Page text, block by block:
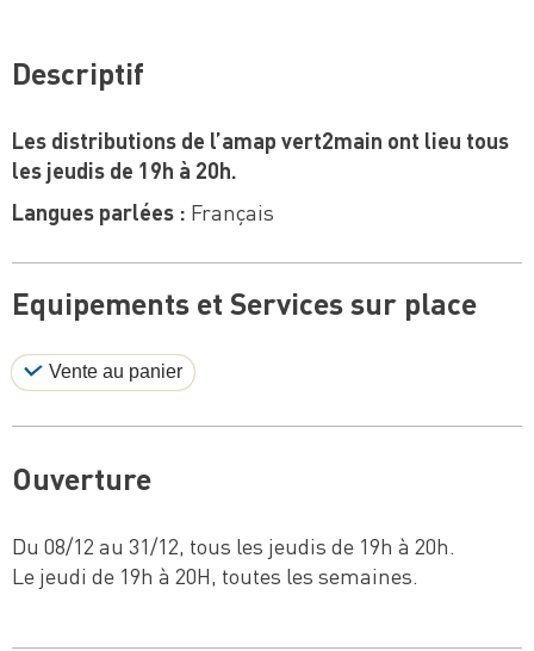
Descriptif
Les distributions de l’amap vert2main ont lieu tous
les jeudis de 19h à 20h.
Langues parlées : Français
Equipements et Services sur place
Vente au panier
Ouverture
Du 08/12 au 31/12, tous les jeudis de 19h à 20h.
Le jeudi de 19h à 20H, toutes les semaines.